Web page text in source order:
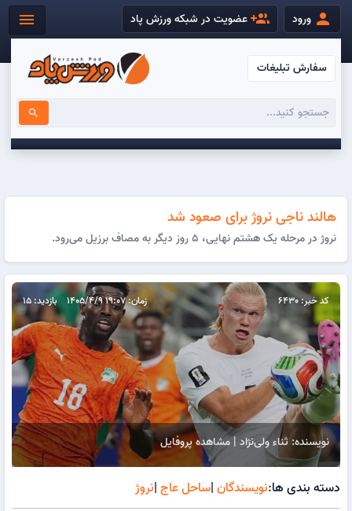
person ورود group_add عضویت در شبکه ورزش پاد menu
سفارش تبلیغات
search
هالند ناجی نروژ برای صعود شد
نروژ در مرحله یک هشتم نهایی، ۵ روز دیگر به مصاف برزیل می‌رود.
کد خبر: 6430 زمان: 19:07 1405/4/9 بازدید: 15
نویسنده: ثناء ولی‌نژاد | مشاهده پروفایل
دسته بندی ها:نویسندگان |ساحل عاج |نروژ